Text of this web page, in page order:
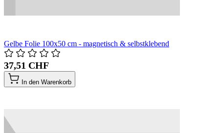
Gelbe Folie 100x50 cm - magnetisch & selbstklebend
37,51 CHF
In den Warenkorb